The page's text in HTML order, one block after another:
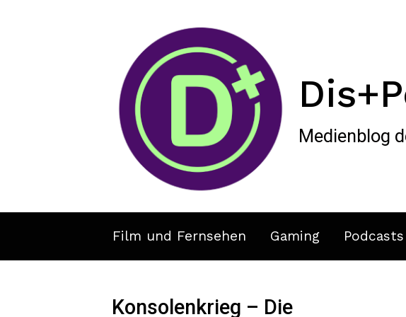
Medienblog
Film und Fernsehen Gaming Podcasts
Konsolenkrieg – Die